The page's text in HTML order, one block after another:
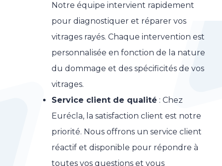
Notre équipe intervient rapidement
pour diagnostiquer et réparer vos
vitrages rayés. Chaque intervention est
personnalisée en fonction de la nature
du dommage et des spécificités de vos
vitrages.
Service client de qualité : Chez
Eurécla, la satisfaction client est notre
priorité. Nous offrons un service client
réactif et disponible pour répondre à
toutes vos questions et vous